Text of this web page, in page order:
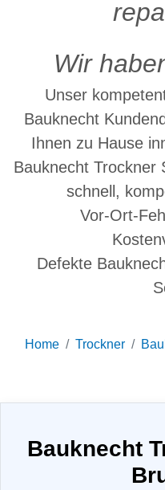
Wir
Unser
Bauknecht
Ihnen zu Hause
Bauknecht Trockner
schnell,
Vor-Ort-
Defekte
Home Trockner
Bauknecht